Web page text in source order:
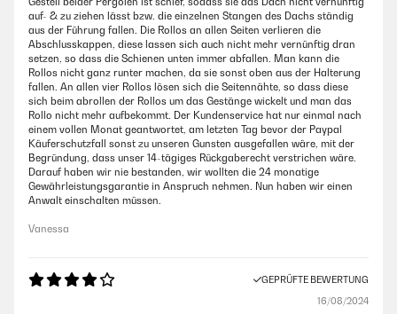
auf- & zu ziehen lässt bzw. die einzelnen Stangen des Dachs ständig
aus der Führung fallen. Die Rollos an allen Seiten verlieren die
Abschlusskappen, diese lassen sich auch nicht mehr vernünftig dran
setzen, so dass die Schienen unten immer abfallen. Man kann die
Rollos nicht ganz runter machen, da sie sonst oben aus der Halterung
fallen. An allen vier Rollos lösen sich die Seitennähte, so dass diese
sich beim abrollen der Rollos um das Gestänge wickelt und man das
Rollo nicht mehr aufbekommt. Der Kundenservice hat nur einmal nach
einem vollen Monat geantwortet, am letzten Tag bevor der Paypal
Käuferschutzfall sonst zu unseren Gunsten ausgefallen wäre, mit der
Begründung, dass unser 14-tägiges Rückgaberecht verstrichen wäre.
Darauf haben wir nie bestanden, wir wollten die 24 monatige
Gewährleistungsgarantie in Anspruch nehmen. Nun haben wir einen
Anwalt einschalten müssen.
Vanessa
GEPRÜFTE BEWERTUNG
16/08/2024